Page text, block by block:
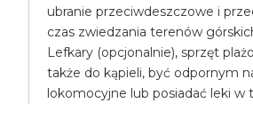
ubranie przeciwdeszczowe i
czas zwiedzania terenów
Lefkary (opcjonalnie), sprzęt
także do kąpieli, być odpornym
lokomocyjne lub posiadać leki w